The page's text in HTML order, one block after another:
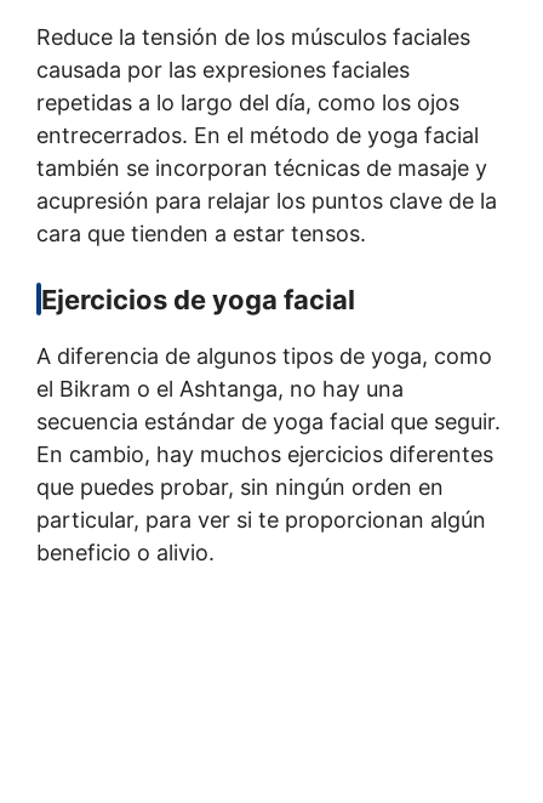
Reduce la tensión de los músculos faciales
causada por las expresiones faciales
repetidas a lo largo del día, como los ojos
entrecerrados. En el método de yoga facial
también se incorporan técnicas de masaje y
acupresión para relajar los puntos clave de la
cara que tienden a estar tensos.
Ejercicios de yoga facial
A diferencia de algunos tipos de yoga, como
el Bikram o el Ashtanga, no hay una
secuencia estándar de yoga facial que seguir.
En cambio, hay muchos ejercicios diferentes
que puedes probar, sin ningún orden en
particular, para ver si te proporcionan algún
beneficio o alivio.